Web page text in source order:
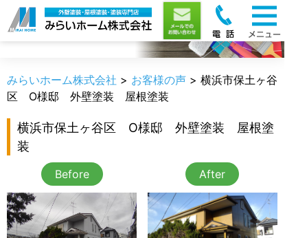
お客様の声
みらいホーム株式会社 > お客様の声 > 横浜市保土ヶ谷
区 O様邸 外壁塗装 屋根塗装
横浜市保土ヶ谷区 O様邸 外壁塗装 屋根塗
装
Before After